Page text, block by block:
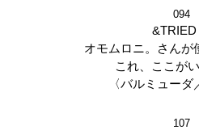
094
&TRIED
オモムロニ。さんが
これ、ここがい
〈バルミューダ
107